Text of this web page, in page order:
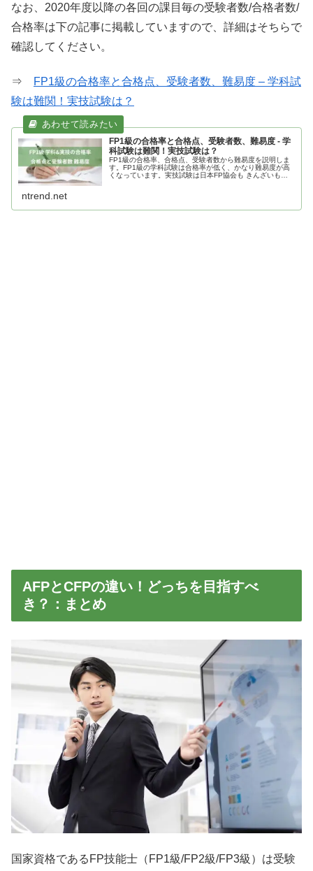
なお、2020年度以降の各回の課目毎の受験者数/合格者数/
合格率は下の記事に掲載していますので、詳細はそちらで
確認してください。
⇒
FP1級の合格率と合格点、受験者数、難易度 – 学科試
験は難関！実技試験は？
FP1級の合格率と合格点、受験者数、難易度 - 学
科試験は難関！実技試験は？
FP1級の合格率、合格点、受験者数から難易度を説明しま
す。FP1級の学科試験は合格率が低く、かなり難易度が高
くなっています。実技試験は日本FP協会も きんざいも合
ntrend.net
AFPとCFPの違い！どっちを目指すべ
き？：まとめ
国家資格であるFP技能士（FP1級/FP2級/FP3級）は受験